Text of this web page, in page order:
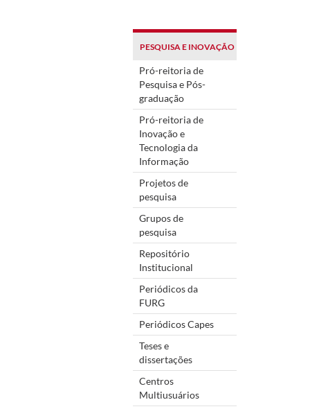
PESQUISA E INOVAÇÃO
Pró-reitoria de
Pesquisa e Pós-
graduação
Pró-reitoria de
Inovação e
Tecnologia da
Informação
Projetos de
pesquisa
Grupos de
pesquisa
Repositório
Institucional
Periódicos da
FURG
Periódicos Capes
Teses e
dissertações
Centros
Multiusuários